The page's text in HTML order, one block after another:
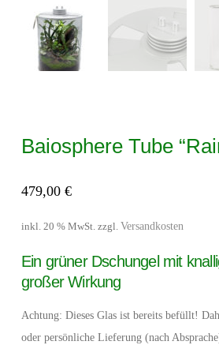
Baiosphere Tube
479,00 €
inkl. 20 % MwSt. zzgl. Versandkosten
Ein grüner Dschungel mit
großer Wirkung
Achtung: Dieses Glas ist bereits befüllt!
oder persönliche Lieferung (nach